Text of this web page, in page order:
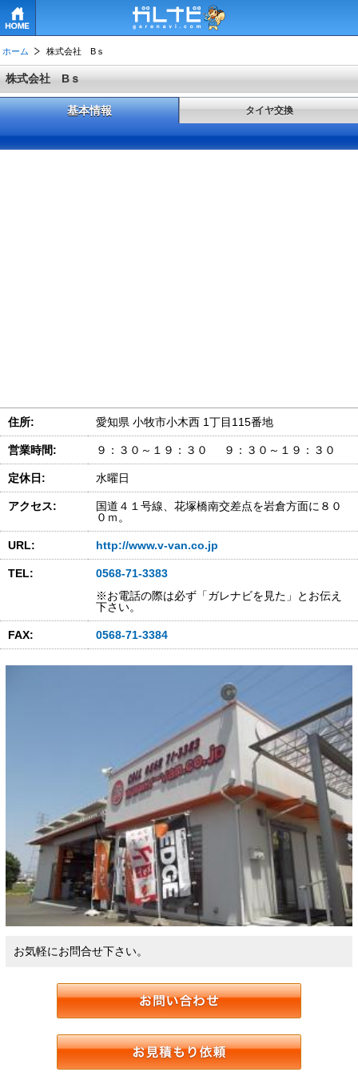
ホーム 株式会社 Bｓ
株式会社 Bｓ
基本情報 タイヤ交換
住所: 愛知県 小牧市小木西 1丁目115番地
営業時間: ９：３０～１９：３０ ９：３０～１９：３０
定休日: 水曜日
アクセス:
国道４１号線、花塚橋南交差点を岩倉方面に８０
０ｍ。
URL: http://www.v-van.co.jp
TEL:
0568-71-3383
※お電話の際は必ず「ガレナビを見た」とお伝え
下さい。
FAX: 0568-71-3384
お気軽にお問合せ下さい。